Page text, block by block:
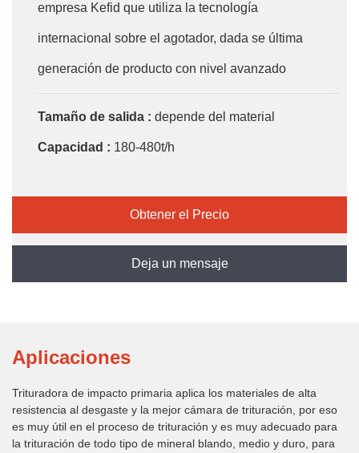
empresa Kefid que utiliza la tecnología
internacional sobre el agotador, dada se última
generación de producto con nivel avanzado
desarrolló y produjo un rotor de alta resistencia
es muy útil en el proceso de trituración y es muy
metalurgia, minería, cemento, productos químicos,
materiales cerámicos y refractarios y otros sectores
Tamaño de salida : depende del material
Capacidad : 180-480t/h
Obtener el Precio
Deja un mensaje
Aplicaciones
Trituradora de impacto primaria aplica los materiales de alta
resistencia al desgaste y la mejor cámara de trituración, por eso
es muy útil en el proceso de trituración y es muy adecuado para
la trituración de todo tipo de mineral blando, medio y duro, para